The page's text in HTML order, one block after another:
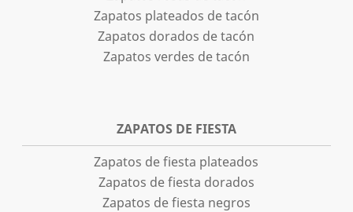
Zapatos plateados de tacón
Zapatos dorados de tacón
Zapatos verdes de tacón
ZAPATOS DE FIESTA
Zapatos de fiesta plateados
Zapatos de fiesta dorados
Zapatos de fiesta negros